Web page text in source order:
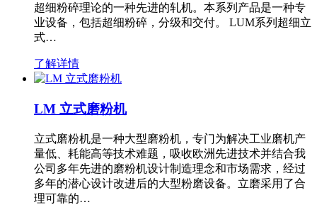
超细粉碎理论的一种先进的轧机。本系列产品是一种专
业设备，包括超细粉碎，分级和交付。 LUM系列超细立
式…
了解详情
LM 立式磨粉机
立式磨粉机是一种大型磨粉机，专门为解决工业磨机产
量低、耗能高等技术难题，吸收欧洲先进技术并结合我
公司多年先进的磨粉机设计制造理念和市场需求，经过
多年的潜心设计改进后的大型粉磨设备。立磨采用了合
理可靠的…